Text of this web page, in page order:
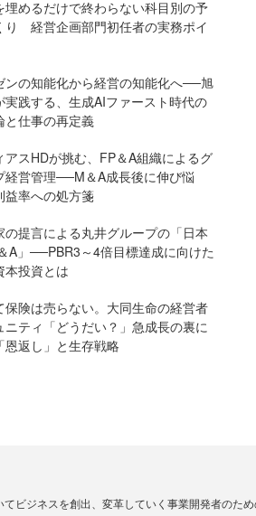
埋めるだけで終わらない科目別の予
り 経営企画部門初任者の実務ポイ
ンの知能化から経営の知能化へ──旭
実践する、生成AIファースト時代の
と仕事の再定義
アスHDが挑む、FP＆A組織によるグ
経営管理──M＆A成長後に伸び悩
益率への処方箋
の提言による丸井グループの「日本
A」──PBR3～4倍目標達成に向けた
本投資とは
保険は売らない。大同生命の経営者
ニティ「どうだい？」急成長の裏に
恩返し」と生存戦略
ビジネスを創出、変革していく事業開発者のため